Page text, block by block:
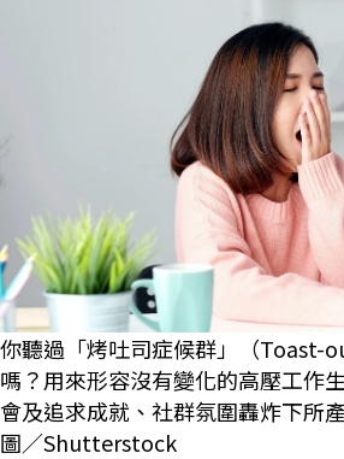
你聽過「烤吐司症候群」（Toast-
嗎？用來形容沒有變化的高壓工作
會及追求成就、社群氛圍轟炸下所
圖／Shutterstock